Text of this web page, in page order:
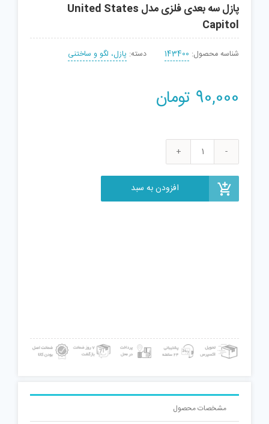
پازل سه بعدی فلزی مدل United States
Capitol
شناسه محصول: 143400 دسته: پازل، لگو و ساختنی
90,000 تومان
پازل
فلزی
افزودن به سبد
مشخصات محصول